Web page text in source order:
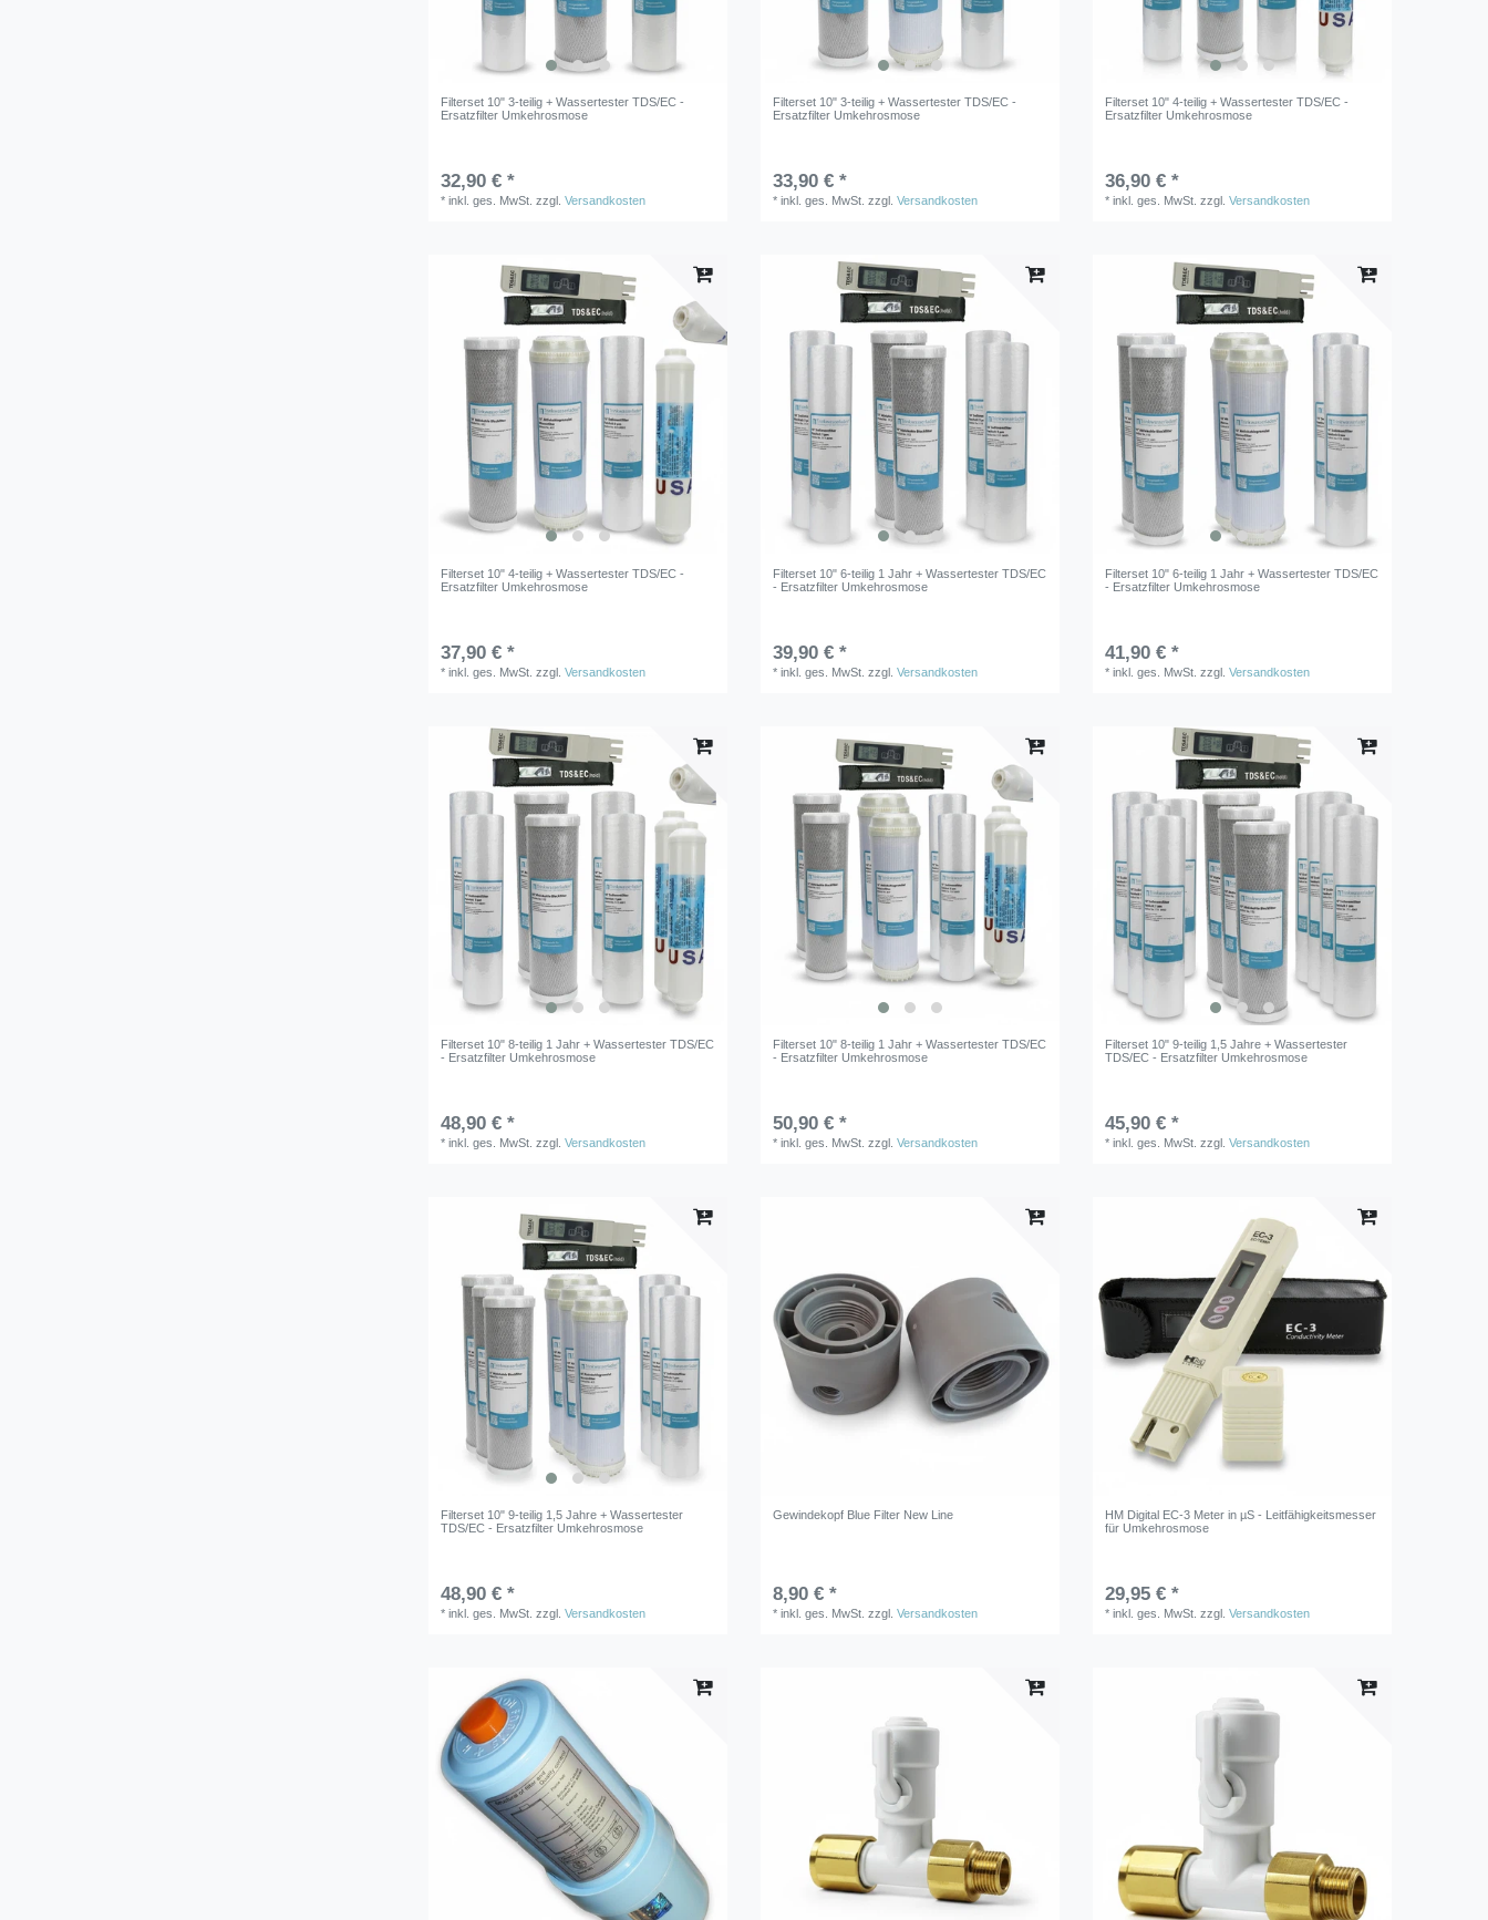
Filterset 10" 3-teilig + Wassertester TDS/EC -
Ersatzfilter Umkehrosmose
32,90 € *
*inkl. ges. MwSt. zzgl.Versandkosten
Filterset 10" 3-teilig + Wassertester TDS/EC -
Ersatzfilter Umkehrosmose
33,90 € *
*inkl. ges. MwSt. zzgl.Versandkosten
Filterset 10" 4-teilig + Wassertester TDS/EC -
Ersatzfilter Umkehrosmose
36,90 € *
*inkl. ges. MwSt. zzgl.Versandkosten
Filterset 10" 4-teilig + Wassertester TDS/EC -
Ersatzfilter Umkehrosmose
37,90 € *
*inkl. ges. MwSt. zzgl.Versandkosten
Filterset 10" 6-teilig 1 Jahr + Wassertester TDS/EC
- Ersatzfilter Umkehrosmose
39,90 € *
*inkl. ges. MwSt. zzgl.Versandkosten
Filterset 10" 6-teilig 1 Jahr + Wassertester TDS/EC
- Ersatzfilter Umkehrosmose
41,90 € *
*inkl. ges. MwSt. zzgl.Versandkosten
Filterset 10" 8-teilig 1 Jahr + Wassertester TDS/EC
- Ersatzfilter Umkehrosmose
48,90 € *
*inkl. ges. MwSt. zzgl.Versandkosten
Filterset 10" 8-teilig 1 Jahr + Wassertester TDS/EC
- Ersatzfilter Umkehrosmose
50,90 € *
*inkl. ges. MwSt. zzgl.Versandkosten
Filterset 10" 9-teilig 1,5 Jahre + Wassertester
TDS/EC - Ersatzfilter Umkehrosmose
45,90 € *
*inkl. ges. MwSt. zzgl.Versandkosten
Filterset 10" 9-teilig 1,5 Jahre + Wassertester
TDS/EC - Ersatzfilter Umkehrosmose
48,90 € *
*inkl. ges. MwSt. zzgl.Versandkosten
Gewindekopf Blue Filter New Line
8,90 € *
*inkl. ges. MwSt. zzgl.Versandkosten
HM Digital EC-3 Meter in µS - Leitfähigkeitsmesser
für Umkehrosmose
29,95 € *
*inkl. ges. MwSt. zzgl.Versandkosten